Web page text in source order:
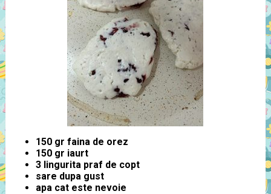
150 gr faina de orez
150 gr iaurt
3 lingurita praf de copt
sare dupa gust
apa cat este nevoie